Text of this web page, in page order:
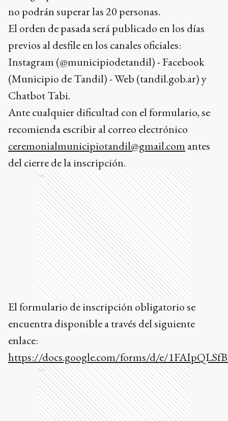
no podrán superar las 20 personas.
El orden de pasada será publicado en los días
previos al desfile en los canales oficiales:
Instagram (@municipiodetandil) - Facebook
(Municipio de Tandil) - Web (tandil.gob.ar) y
Chatbot Tabi.
Ante cualquier dificultad con el formulario, se
recomienda escribir al correo electrónico
ceremonialmunicipiotandil@gmail.com antes
del cierre de la inscripción.
Ads
El formulario de inscripción obligatorio se
encuentra disponible a través del siguiente
enlace:
https://docs.google.com/forms/d/e/
Ads